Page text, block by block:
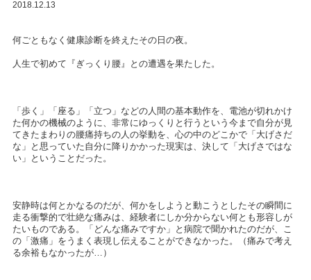
2018.12.13
何ごともなく健康診断を終えたその日の夜。
人生で初めて『ぎっくり腰』との遭遇を果たした。
「歩く」「座る」「立つ」などの人間の基本動作を、電池が切れかけ
た何かの機械のように、非常にゆっくりと行うという今まで自分が見
てきたまわりの腰痛持ちの人の挙動を、心の中のどこかで「大げさだ
な」と思っていた自分に降りかかった現実は、決して「大げさではな
い」ということだった。
安静時は何とかなるのだが、何かをしようと動こうとしたその瞬間に
走る衝撃的で壮絶な痛みは、経験者にしか分からない何とも形容しが
たいものである。「どんな痛みですか」と病院で聞かれたのだが、こ
の「激痛」をうまく表現し伝えることができなかった。（痛みで考え
る余裕もなかったが…）